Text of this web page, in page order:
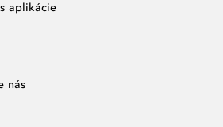
aplikácie
nás